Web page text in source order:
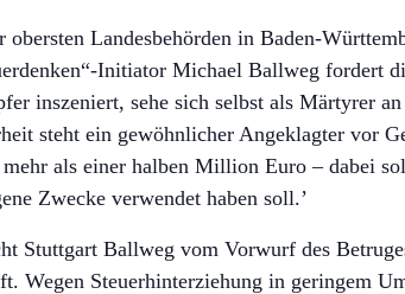
obersten Landesbehörden in Baden-
Initiator Michael Ballweg fordert
inszeniert, sehe sich selbst als Märtyrer
steht ein gewöhnlicher Angeklagter vor
als einer halben Million Euro – dabei
Zwecke verwendet haben soll.’
Stuttgart Ballweg vom Vorwurf des
Wegen Steuerhinterziehung in geringem